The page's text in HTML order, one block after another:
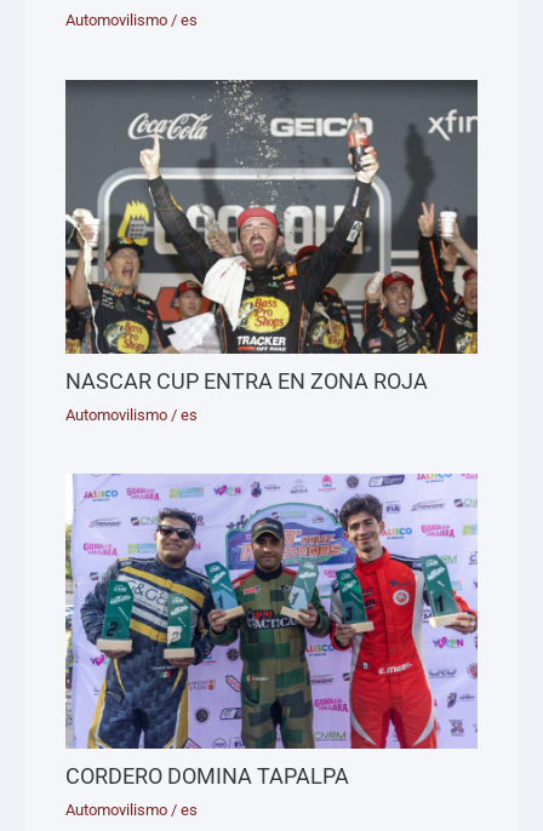
Automovilismo /es
NASCAR CUP ENTRA EN ZONA ROJA
Automovilismo /es
CORDERO DOMINA TAPALPA
Automovilismo /es